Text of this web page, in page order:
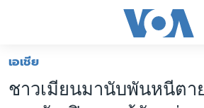
ต่อ
โลก
เอเชีย
ชาวเมียนมานับพันหนีตา